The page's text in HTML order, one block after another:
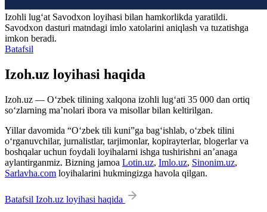
Izohli lugʻat Savodxon loyihasi bilan hamkorlikda yaratildi.
Savodxon dasturi matndagi imlo xatolarini aniqlash va tuzatishga
imkon beradi.
Batafsil
Izoh.uz loyihasi haqida
Izoh.uz — O‘zbek tilining xalqona izohli lug‘ati 35 000 dan ortiq
so‘zlarning ma’nolari ibora va misollar bilan keltirilgan.
Yillar davomida “O‘zbek tili kuni”ga bag‘ishlab, o‘zbek tilini
o‘rganuvchilar, jurnalistlar, tarjimonlar, kopirayterlar, blogerlar va
boshqalar uchun foydali loyihalarni ishga tushirishni an’anaga
aylantirganmiz. Bizning jamoa Lotin.uz, Imlo.uz, Sinonim.uz,
Sarlavha.com loyihalarini hukmingizga havola qilgan.
Batafsil Izoh.uz loyihasi haqida